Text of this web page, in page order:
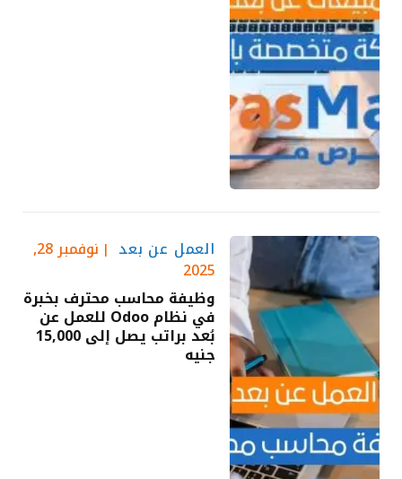
العمل عن بعد نوفمبر 28,
2025
وظيفة محاسب محترف بخبرة
في نظام Odoo للعمل عن
بُعد براتب يصل إلى 15,000
جنيه